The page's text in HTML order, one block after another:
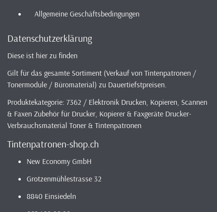
Allgemeine Geschäftsbedingungen
Datenschutzerklärung
Diese ist hier zu finden
Gilt für das gesamte Sortiment (Verkauf von Tintenpatronen /
Tonermodule / Büromaterial) zu Dauertiefstpreisen.
Produktekategorie: 7362 / Elektronik Drucken, Kopieren, Scannen
& Faxen Zubehör für Drucker, Kopierer & Faxgeräte Drucker-
Verbrauchsmaterial Toner & Tintenpatronen
Tintenpatronen-shop.ch
New Economy GmbH
Grotzenmühlestrasse 32
8840 Einsiedeln